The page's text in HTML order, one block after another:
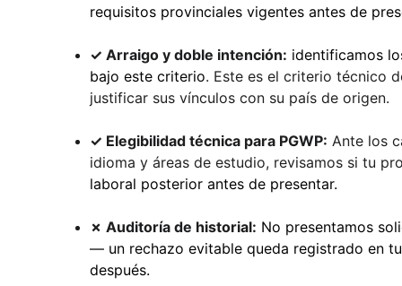
requisitos provinciales vigentes antes de
✓ Arraigo y doble intención: identificamos
bajo este criterio. Este es el criterio técnico
justificar sus vínculos con su país de origen.
✓ Elegibilidad técnica para PGWP: Ante los
idioma y áreas de estudio, revisamos si tu
laboral posterior antes de presentar.
✗ Auditoría de historial: No presentamos
— un rechazo evitable queda registrado en
después.